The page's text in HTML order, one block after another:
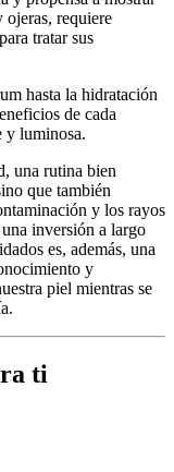
ojeras, requiere
tratar sus
hasta la hidratación
de cada
y luminosa.
una rutina bien
que también
y los rayos
inversión a largo
es, además, una
y
piel mientras se
ti